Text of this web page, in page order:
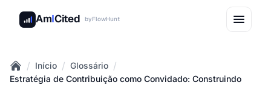
AmICited byFlowHunt
Home
/ Início / Glossário /
Estratégia de Contribuição como Convidado: Construindo